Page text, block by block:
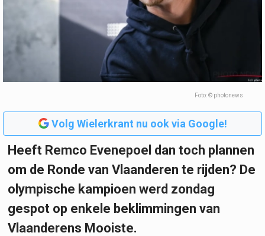
Foto: © photonews
Volg Wielerkrant nu ook via Google!
Heeft Remco Evenepoel dan toch plannen
om de Ronde van Vlaanderen te rijden? De
olympische kampioen werd zondag
gespot op enkele beklimmingen van
Vlaanderens Mooiste.